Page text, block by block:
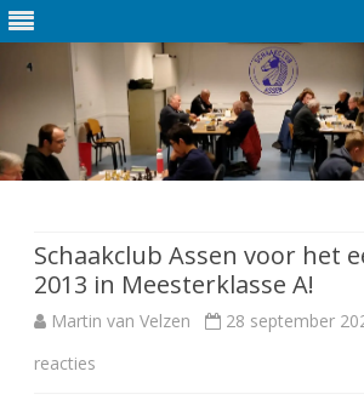
de
inhoud
Schaakclub Assen voor het
2013 in Meesterklasse A!
Martin van Velzen 28 september
reacties